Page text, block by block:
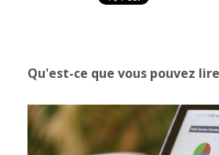
Qu'est-ce que vous pouvez